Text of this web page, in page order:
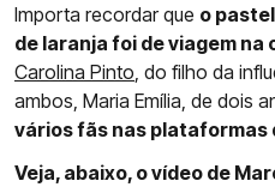
Importa recordar que o
de laranja foi de viagem na
Carolina Pinto , do filho da
ambos, Maria Emília, de dois
vários fãs nas plataformas
Veja, abaixo, o vídeo de